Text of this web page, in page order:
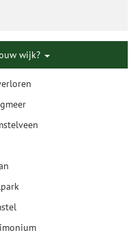
wijk?